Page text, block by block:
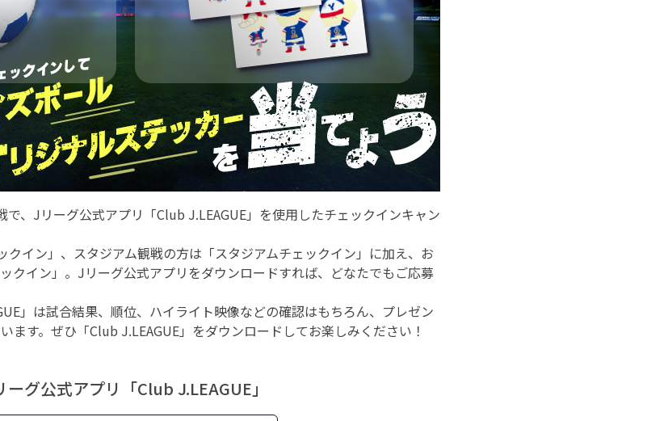
で、Jリーグ公式アプリ「Club J.LEAGUE」を使用したチェックインキャン
クイン」、スタジアム観戦の方は「スタジアムチェックイン」に加え、お
クイン」。Jリーグ公式アプリをダウンロードすれば、どなたでもご応募
」は試合結果、順位、ハイライト映像などの確認はもちろん、プレゼン
ます。ぜひ「Club J.LEAGUE」をダウンロードしてお楽しみください！
ーグ公式アプリ 「Club J.LEAGUE」